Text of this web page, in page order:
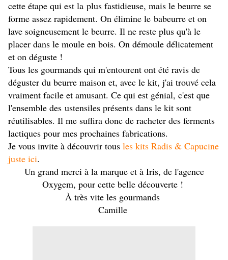
cette étape qui est la plus fastidieuse, mais le beurre se
forme assez rapidement. On élimine le babeurre et on
lave soigneusement le beurre. Il ne reste plus qu'à le
placer dans le moule en bois. On démoule délicatement
et on déguste !
Tous les gourmands qui m'entourent ont été ravis de
déguster du beurre maison et, avec le kit, j'ai trouvé cela
vraiment facile et amusant. Ce qui est génial, c'est que
l'ensemble des ustensiles présents dans le kit sont
réutilisables. Il me suffira donc de racheter des ferments
lactiques pour mes prochaines fabrications.
Je vous invite à découvrir tous les kits Radis & Capucine
juste ici.
Un grand merci à la marque et à Iris, de l'agence
Oxygem, pour cette belle découverte !
À très vite les gourmands
Camille